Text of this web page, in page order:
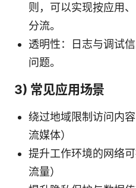
则，可以实现按应用
分流。
透明性：日志与调试
问题。
3) 常见应用场景
绕过地域限制访问内
流媒体）
提升工作环境的网络
流量）